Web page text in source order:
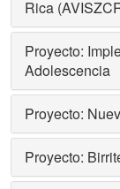
Rica
Proyecto:
Adolescencia
Proyecto:
Proyecto: